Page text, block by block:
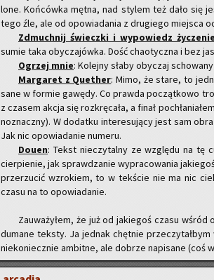
lo­ne. Koń­ców­ka mętna, nad sty­lem też dało się
tego źle, ale od opo­wia­da­nia z dru­gie­go miej­sca
Zdmuch­nij świecz­ki i wy­po­wiedz
sumie taka oby­cza­jów­ka. Dość cha­otycz­na i bez
Ogrzej mnie: Ko­lej­ny słaby oby­czaj
Mar­ga­ret z Qu­ether: Mimo, że stare, to
sa­ne w for­mie ga­wę­dy. Co praw­da po­cząt­ko­wo
z cza­sem akcja się roz­krę­ca­ła, a finał
no­znacz­ny). W do­dat­ku in­te­re­su­ją­cy jest sam
Jak nic opo­wia­da­nie nu­me­ru.
Douen: Tekst nie­czy­tal­ny ze wzglę­du na tę
cier­pie­nie, jak spraw­dza­nie wy­pra­co­wa­nia
prze­rzu­cić wzro­kiem, to w tek­ście nie ma nic
czasu na to opo­wia­da­nie.
Za­uwa­ży­łem, że już od ja­kie­goś czasu
du­ma­ne tek­sty. Ja jed­nak chęt­nie
nie­ko­niecz­nie am­bit­ne, ale do­brze na­pi­sa­ne (coś